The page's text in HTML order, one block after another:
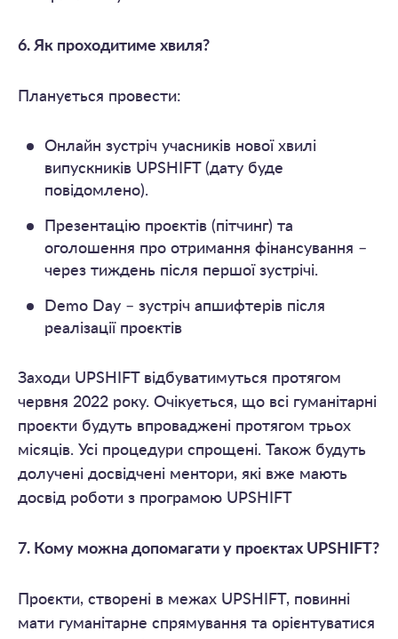
6. Як проходитиме хвиля?
Планується провести:
Онлайн зустріч учасників нової хвилі
випускників UPSHIFT (дату буде
повідомлено).
Презентацію проєктів (пітчинг) та
оголошення про отримання фінансування –
через тиждень після першої зустрічі.
Demo Day – зустріч апшифтерів після
реалізації проєктів
Заходи UPSHIFT відбуватимуться протягом
червня 2022 року. Очікується, що всі гуманітарні
проєкти будуть впроваджені протягом трьох
місяців. Усі процедури спрощені. Також будуть
долучені досвідчені ментори, які вже мають
досвід роботи з програмою UPSHIFT
7. Кому можна допомагати у проєктах UPSHIFT?
Проєкти, створені в межах UPSHIFT, повинні
мати гуманітарне спрямування та орієнтуватися